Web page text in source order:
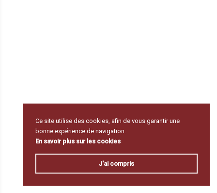
Ce site utilise des cookies, afin de vous garantir une
bonne expérience de navigation.
En savoir plus sur les cookies
J'ai compris